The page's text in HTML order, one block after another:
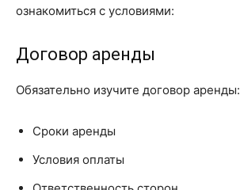
ознакомиться с условиями:
Договор аренды
Обязательно изучите договор аренды:
Сроки аренды
Условия оплаты